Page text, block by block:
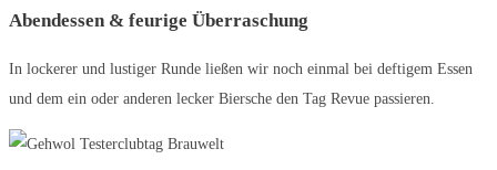
Abendessen & feurige Überraschung
In lockerer und lustiger Runde ließen wir noch einmal bei deftigem Essen
und dem ein oder anderen lecker Biersche den Tag Revue passieren.